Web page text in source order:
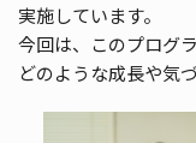
実施しています。
今回は、このプログ
どのような成長や気